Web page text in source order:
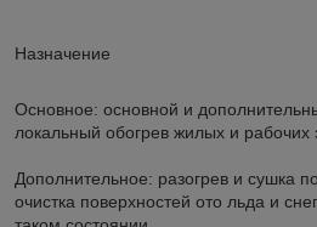
Назначение
Основное: основной и
локальный обогрев жилых и
Дополнительное: разогрев и сушка
очистка поверхностей ото льда и